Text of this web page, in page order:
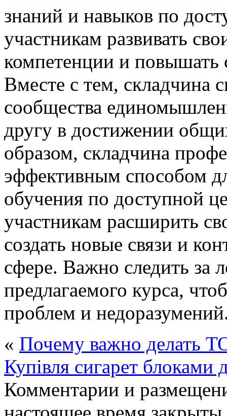
знаний и навыков по
участникам развивать
компетенции и повышать
Вместе с тем, складчина
сообщества
другу в достижении
образом, складчина
эффективным способом
обучения по доступной
участникам расширить
создать новые связи и
сфере. Важно следить за
предлагаемого курса,
проблем и
« Почему важно делать
Купівля сигарет блоками
Комментарии и